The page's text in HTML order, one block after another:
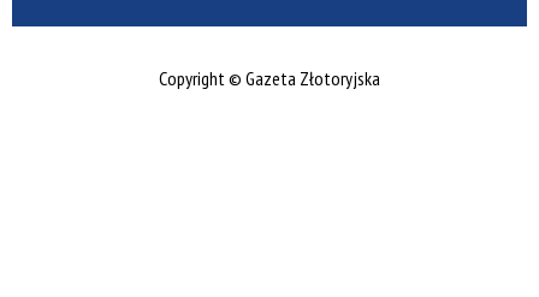
Copyright © Gazeta Złotoryjska